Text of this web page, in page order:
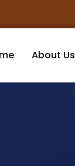
About Us